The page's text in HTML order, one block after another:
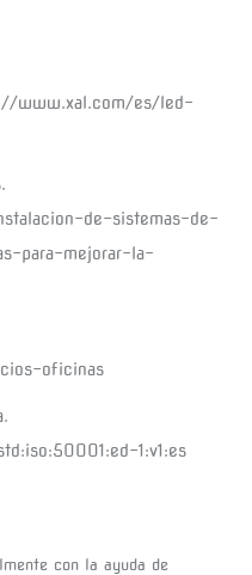
www.xal.com/es/led-
de-sistemas-de-
para-mejorar-la-
oficinas
1:v1:es
con la ayuda de